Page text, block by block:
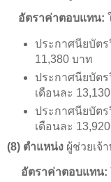
อัตราค่าตอบแทน:
ประกาศนียบัต
11,380 บาท
ประกาศนียบัต
เดือนละ
ประกาศนียบัต
เดือนละ
(8) ตำแหน่ง ผู้ช่วยเจ้
อัตราค่าตอบแทน: